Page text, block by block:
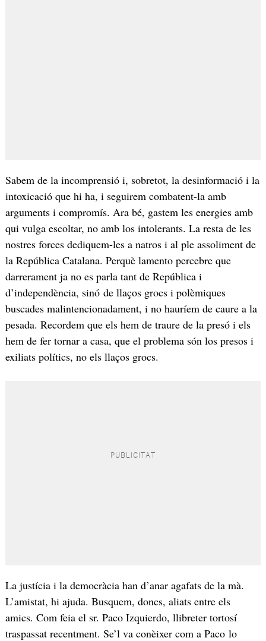
Sabem de la incomprensió i, sobretot, la desinformació i la
intoxicació que hi ha, i seguirem combatent-la amb
arguments i compromís. Ara bé, gastem les energies amb
qui vulga escoltar, no amb los intolerants. La resta de les
nostres forces dediquem-les a natros i al ple assoliment de
la República Catalana. Perquè lamento percebre que
darrerament ja no es parla tant de República i
d’independència, sinó de llaços grocs i polèmiques
buscades malintencionadament, i no hauríem de caure a la
pesada. Recordem que els hem de traure de la presó i els
hem de fer tornar a casa, que el problema són los presos i
exiliats polítics, no els llaços grocs.
La justícia i la democràcia han d’anar agafats de la mà.
L’amistat, hi ajuda. Busquem, doncs, aliats entre els
amics. Com feia el sr. Paco Izquierdo, llibreter tortosí
traspassat recentment. Se’l va conèixer com a Paco lo